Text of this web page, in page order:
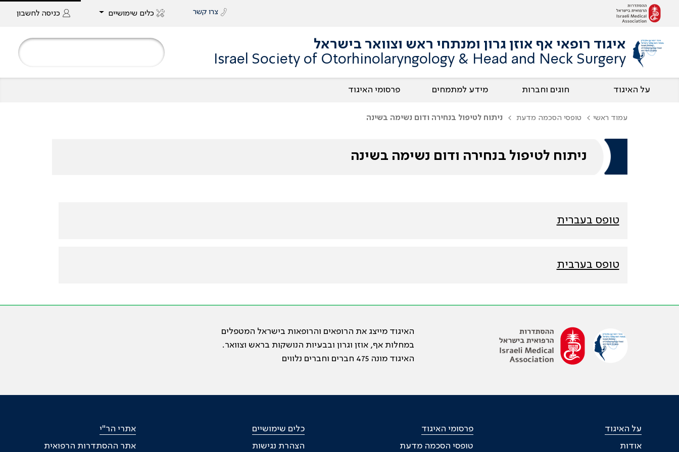
צרו קשר כלים שימושיים כניסה לחשבון
איגוד רופאי אף אוזן גרון ומנתחי ראש וצוואר בישראל
Israel Society of Otorhinolaryngology & Head and Neck Surgery
על האיגוד חוגים וחברות מידע למתמחים פרסומי האיגוד
עמוד ראשי טופסי הסכמה מדעת ניתוח לטיפול בנחירה ודום נשימה בשינה
ניתוח לטיפול בנחירה ודום נשימה בשינה
טופס בעברית
טופס בערבית
האיגוד מייצג את הרופאים והרופאות בישראל המטפלים
במחלות אף, אוזן וגרון ובבעיות הנושקות בראש וצוואר.
האיגוד מונה 475 חברים וחברים נלווים
על האיגוד
אודות
פרסומי האיגוד
טופסי הסכמה מדעת
כלים שימושיים
הצהרת נגישות
אתרי הר"י
אתר ההסתדרות הרפואית